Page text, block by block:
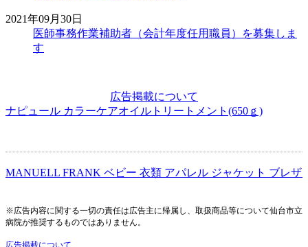
2021年09月30日
医師事務作業補助者（会計年度任用職員）を募集しま
す
広告掲載について
ナピュール カラーケアオイルトリートメント(650ｇ)
MANUELL FRANK ベビー 衣類 アパレル ジャケット ブレザ
※広告内容に関する一切の責任は広告主に帰属し、取扱商品等について仙台市立
病院が推奨するものではありません。
広告掲載について